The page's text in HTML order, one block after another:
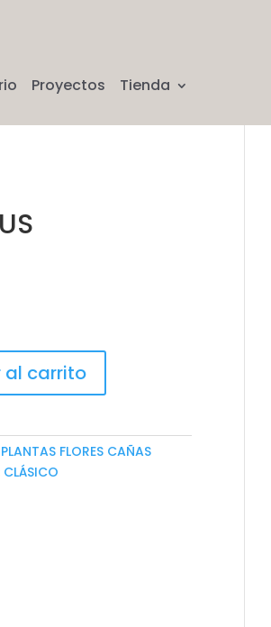
Proyectos Tienda
al carrito
PLANTAS FLORES CAÑAS
CLÁSICO